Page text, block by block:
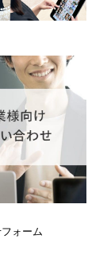
ォーム